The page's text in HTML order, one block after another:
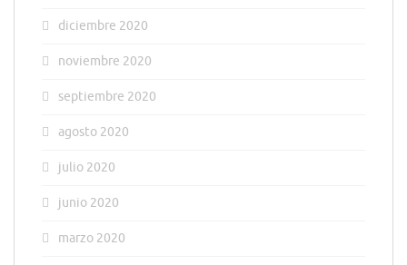
diciembre 2020
noviembre 2020
septiembre 2020
agosto 2020
julio 2020
junio 2020
marzo 2020